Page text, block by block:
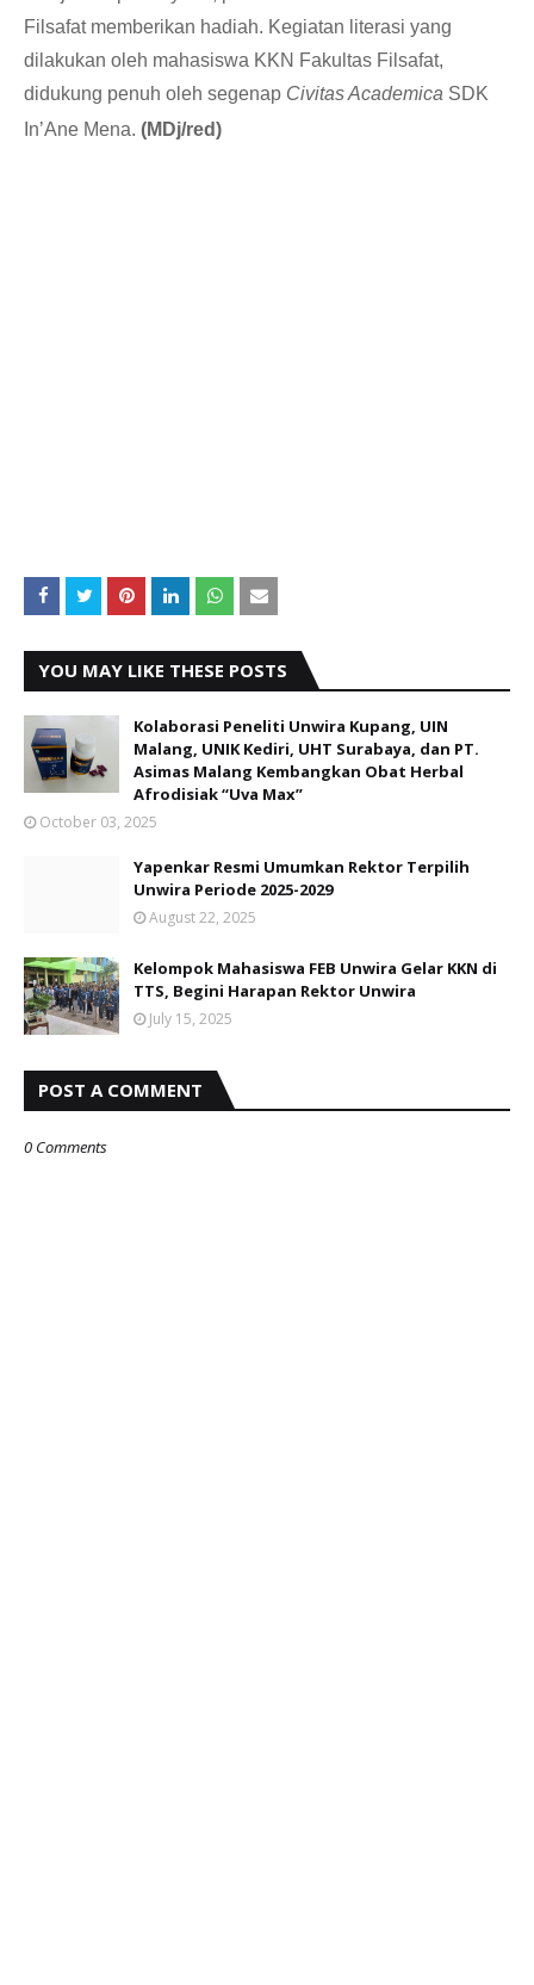
Filsafat memberikan hadiah. Kegiatan literasi yang
dilakukan oleh mahasiswa KKN Fakultas Filsafat,
didukung penuh oleh segenap Civitas Academica SDK
In’Ane Mena. (MDj/red)
YOU MAY LIKE THESE POSTS
Kolaborasi Peneliti Unwira Kupang, UIN
Malang, UNIK Kediri, UHT Surabaya, dan PT.
Asimas Malang Kembangkan Obat Herbal
Afrodisiak “Uva Max”
October 03, 2025
Yapenkar Resmi Umumkan Rektor Terpilih
Unwira Periode 2025-2029
August 22, 2025
Kelompok Mahasiswa FEB Unwira Gelar KKN di
TTS, Begini Harapan Rektor Unwira
July 15, 2025
POST A COMMENT
0 Comments